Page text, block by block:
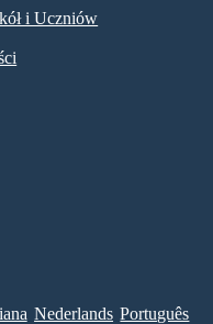
i Uczniów
Nederlands Português